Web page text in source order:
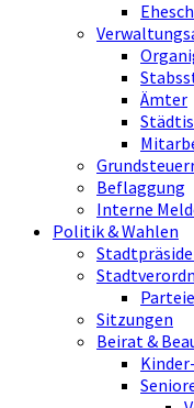
Ämter
Beflaggung
Interne
Politik & Wahlen
Sitzungen
Beirat &